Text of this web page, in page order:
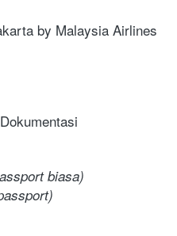
by Malaysia Airlines
biasa)